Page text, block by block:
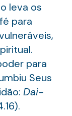
leva os
para
para
Seus
Dai-